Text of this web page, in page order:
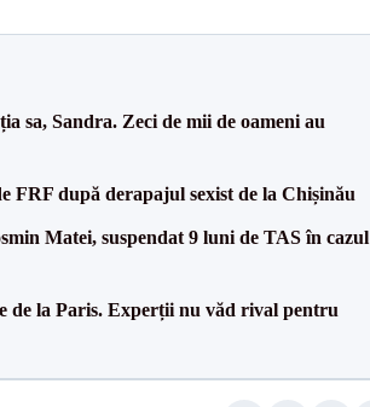
sa, Sandra. Zeci de mii de oameni au
FRF după derapajul sexist de la Chișinău
Matei, suspendat 9 luni de TAS în cazul
de la Paris. Experții nu văd rival pentru